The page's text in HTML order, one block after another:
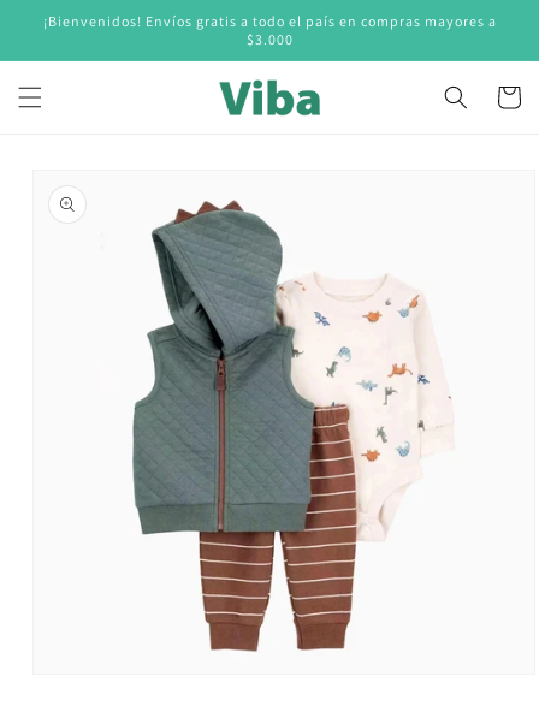
directamente
¡Bienvenidos! Envíos gratis a todo el país en compras mayores a
$3.000
Carrito
información